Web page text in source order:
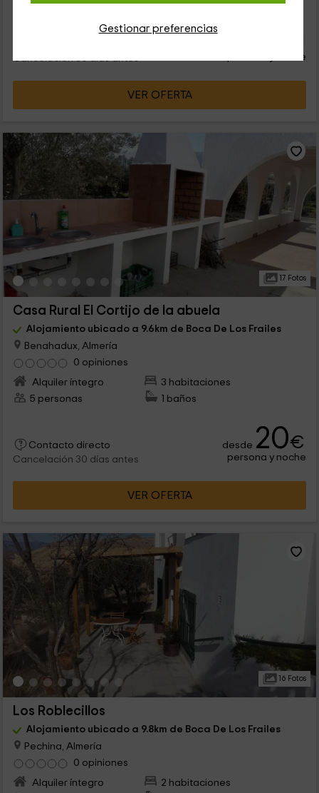
Gestionar preferencias
Cancelación 30 días antes persona y noche
VER OFERTA
17 Fotos
Casa Rural El Cortijo de la abuela
Alojamiento ubicado a 9.6km de Boca De Los Frailes
Benahadux, Almería
0 opiniones
Alquiler íntegro
3 habitaciones
5 personas
1 baños
Contacto directo
Cancelación 30 días antes
desde 20€
persona y noche
VER OFERTA
16 Fotos
Los Roblecillos
Alojamiento ubicado a 9.8km de Boca De Los Frailes
Pechina, Almería
0 opiniones
Alquiler íntegro
2 habitaciones